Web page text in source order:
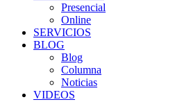
Presencial
Online
SERVICIOS
BLOG
Blog
Columna
Noticias
VIDEOS